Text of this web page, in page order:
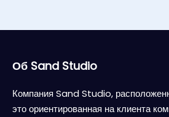
Об Sand Studio
Компания Sand Studio,
это ориентированная на клиента